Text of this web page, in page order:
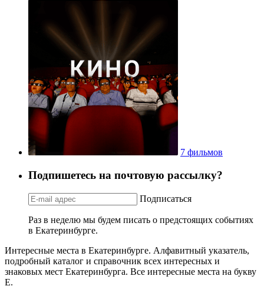
7 фильмов
Подпишетесь на почтовую рассылку?
Подписаться
Раз в неделю мы будем писать о предстоящих событиях
в Екатеринбурге.
Интересные места в Екатеринбурге. Алфавитный указатель,
подробный каталог и справочник всех интересных и
знаковых мест Екатеринбурга. Все интересные места на букву
Е.